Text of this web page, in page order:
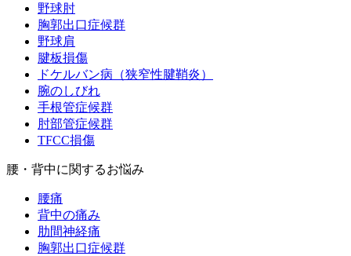
野球肘
胸郭出口症候群
野球肩
腱板損傷
ドケルバン病（狭窄性腱鞘炎）
腕のしびれ
手根管症候群
肘部管症候群
TFCC損傷
腰・背中に関するお悩み
腰痛
背中の痛み
肋間神経痛
胸郭出口症候群